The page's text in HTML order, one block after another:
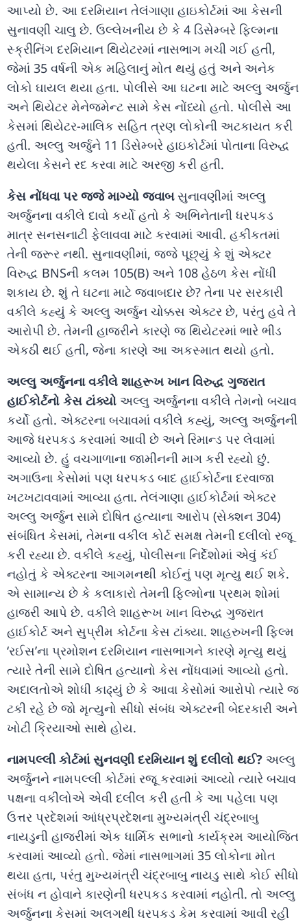
આપ્યો છે. આ દરમિયાન તેલંગાણા હાઇકોર્ટમાં આ કેસની
સુનાવણી ચાલુ છે. ઉલ્લેખનીય છે કે 4 ડિસેમ્બરે ફિલ્મના
સ્ક્રીનિંગ દરમિયાન થિયેટરમાં નાસભાગ મચી ગઈ હતી,
જેમાં 35 વર્ષની એક મહિલાનું મોત થયું હતું અને અનેક
લોકો ઘાયલ થયા હતા. પોલીસે આ ઘટના માટે અલ્લુ અર્જુન
અને થિયેટર મેનેજમેન્ટ સામે કેસ નોંધ્યો હતો. પોલીસે આ
કેસમાં થિયેટર-માલિક સહિત ત્રણ લોકોની અટકાયત કરી
હતી. અલ્લુ અર્જુને 11 ડિસેમ્બરે હાઇકોર્ટમાં પોતાના વિરુદ્ધ
થયેલા કેસને રદ કરવા માટે અરજી કરી હતી.
કેસ નોંધવા પર જ્જે માગ્યો જવાબસુનાવણીમાં અલ્લુ
અર્જુનના વકીલે દાવો કર્યો હતો કે અભિનેતાની ધરપકડ
માત્ર સનસનાટી ફેલાવવા માટે કરવામાં આવી. હકીકતમાં
તેની જરૂર નથી. સુનાવણીમાં, જ્જે પૂછ્યું કે શું એક્ટર
વિરુદ્ધ BNSની કલમ 105(B) અને 108 હેઠળ કેસ નોંધી
શકાય છે. શું તે ઘટના માટે જવાબદાર છે? તેના પર સરકારી
વકીલે કહ્યું કે અલ્લુ અર્જુન ચોક્કસ એક્ટર છે, પરંતુ હવે તે
આરોપી છે. તેમની હાજરીને કારણે જ થિયેટરમાં ભારે ભીડ
એકઠી થઈ હતી, જેના કારણે આ અકસ્માત થયો હતો.
અલ્લુ અર્જુનના વકીલે શાહરૂખ ખાન વિરુદ્ધ ગુજરાત
હાઈકોર્ટનો કેસ ટાંક્યો અલ્લુ અર્જુનના વકીલે તેમનો બચાવ
કર્યો હતો. એક્ટરના બચાવમાં વકીલે કહ્યું, અલ્લુ અર્જુનની
આજે ધરપકડ કરવામાં આવી છે અને રિમાન્ડ પર લેવામાં
આવ્યો છે. હું વચગાળાના જામીનની માગ કરી રહ્યો છું.
અગાઉના કેસોમાં પણ ધરપકડ બાદ હાઈકોર્ટના દરવાજા
ખટખટાવવામાં આવ્યા હતા. તેલંગાણા હાઈકોર્ટમાં એક્ટર
અલ્લુ અર્જુન સામે દોષિત હત્યાના આરોપ (સેક્શન 304)
સંબંધિત કેસમાં, તેમના વકીલ કોર્ટ સમક્ષ તેમની દલીલો રજૂ
કરી રહ્યા છે. વકીલે કહ્યું, પોલીસના નિર્દેશોમાં એવું કંઈ
નહોતું કે એક્ટરના આગમનથી કોઈનું પણ મૃત્યુ થઈ શકે.
એ સામાન્ય છે કે કલાકારો તેમની ફિલ્મોના પ્રથમ શોમાં
હાજરી આપે છે. વકીલે શાહરૂખ ખાન વિરુદ્ધ ગુજરાત
હાઈકોર્ટ અને સુપ્રીમ કોર્ટના કેસ ટાંક્યા. શાહરુખની ફિલ્મ
‘રઈસ’ના પ્રમોશન દરમિયાન નાસભાગને કારણે મૃત્યુ થયું
ત્યારે તેની સામે દોષિત હત્યાનો કેસ નોંધવામાં આવ્યો હતો.
અદાલતોએ શોધી કાઢ્યું છે કે આવા કેસોમાં આરોપો ત્યારે જ
ટકી રહે છે જો મૃત્યુનો સીધો સંબંધ એક્ટરની બેદરકારી અને
ખોટી ક્રિયાઓ સાથે હોય.
નામપલ્લી કોર્ટમાં સુનવણી દરમિયાન શું દલીલો થઈ? અલ્લુ
અર્જુનને નામપલ્લી કોર્ટમાં રજૂ કરવામાં આવ્યો ત્યારે બચાવ
પક્ષના વકીલોએ એવી દલીલ કરી હતી કે આ પહેલા પણ
ઉત્તર પ્રદેશમાં ​​​​​​​આંધ્રપ્રદેશના મુખ્યમંત્રી ચંદ્રબાબુ
નાયડુની હાજરીમાં એક ધાર્મિક સભાનો કાર્યક્રમ આયોજિત
કરવામાં આવ્યો હતો. જેમાં નાસભાગમાં 35 લોકોના મોત
થયા હતા, પરંતુ મુખ્યમંત્રી ચંદ્રબાબુ નાયડુ સાથે કોઈ સીધો
સંબંધ ન હોવાને કારણેની ધરપકડ કરવામાં નહોતી. તો અલ્લુ
અર્જુનના કેસમાં અલગથી ધરપકડ કેમ કરવામાં આવી રહી